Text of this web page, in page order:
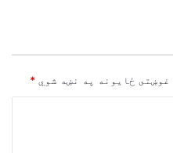
غوښتى ځایونه په نښه شوي *